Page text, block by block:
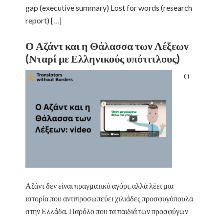
gap (executive summary) Lost for words (research
report) […]
Ο Αζάντ και η Θάλασσα των Λέξεων
(Νταρί με Ελληνικούς υπότιτλους)
Ο
Αζάντ δεν είναι πραγματικό αγόρι, αλλά λέει μια
ιστορία που αντιπροσωπεύει χιλιάδες προσφυγόπουλα
στην Ελλάδα. Παρόλο που τα παιδιά των προσφύγων